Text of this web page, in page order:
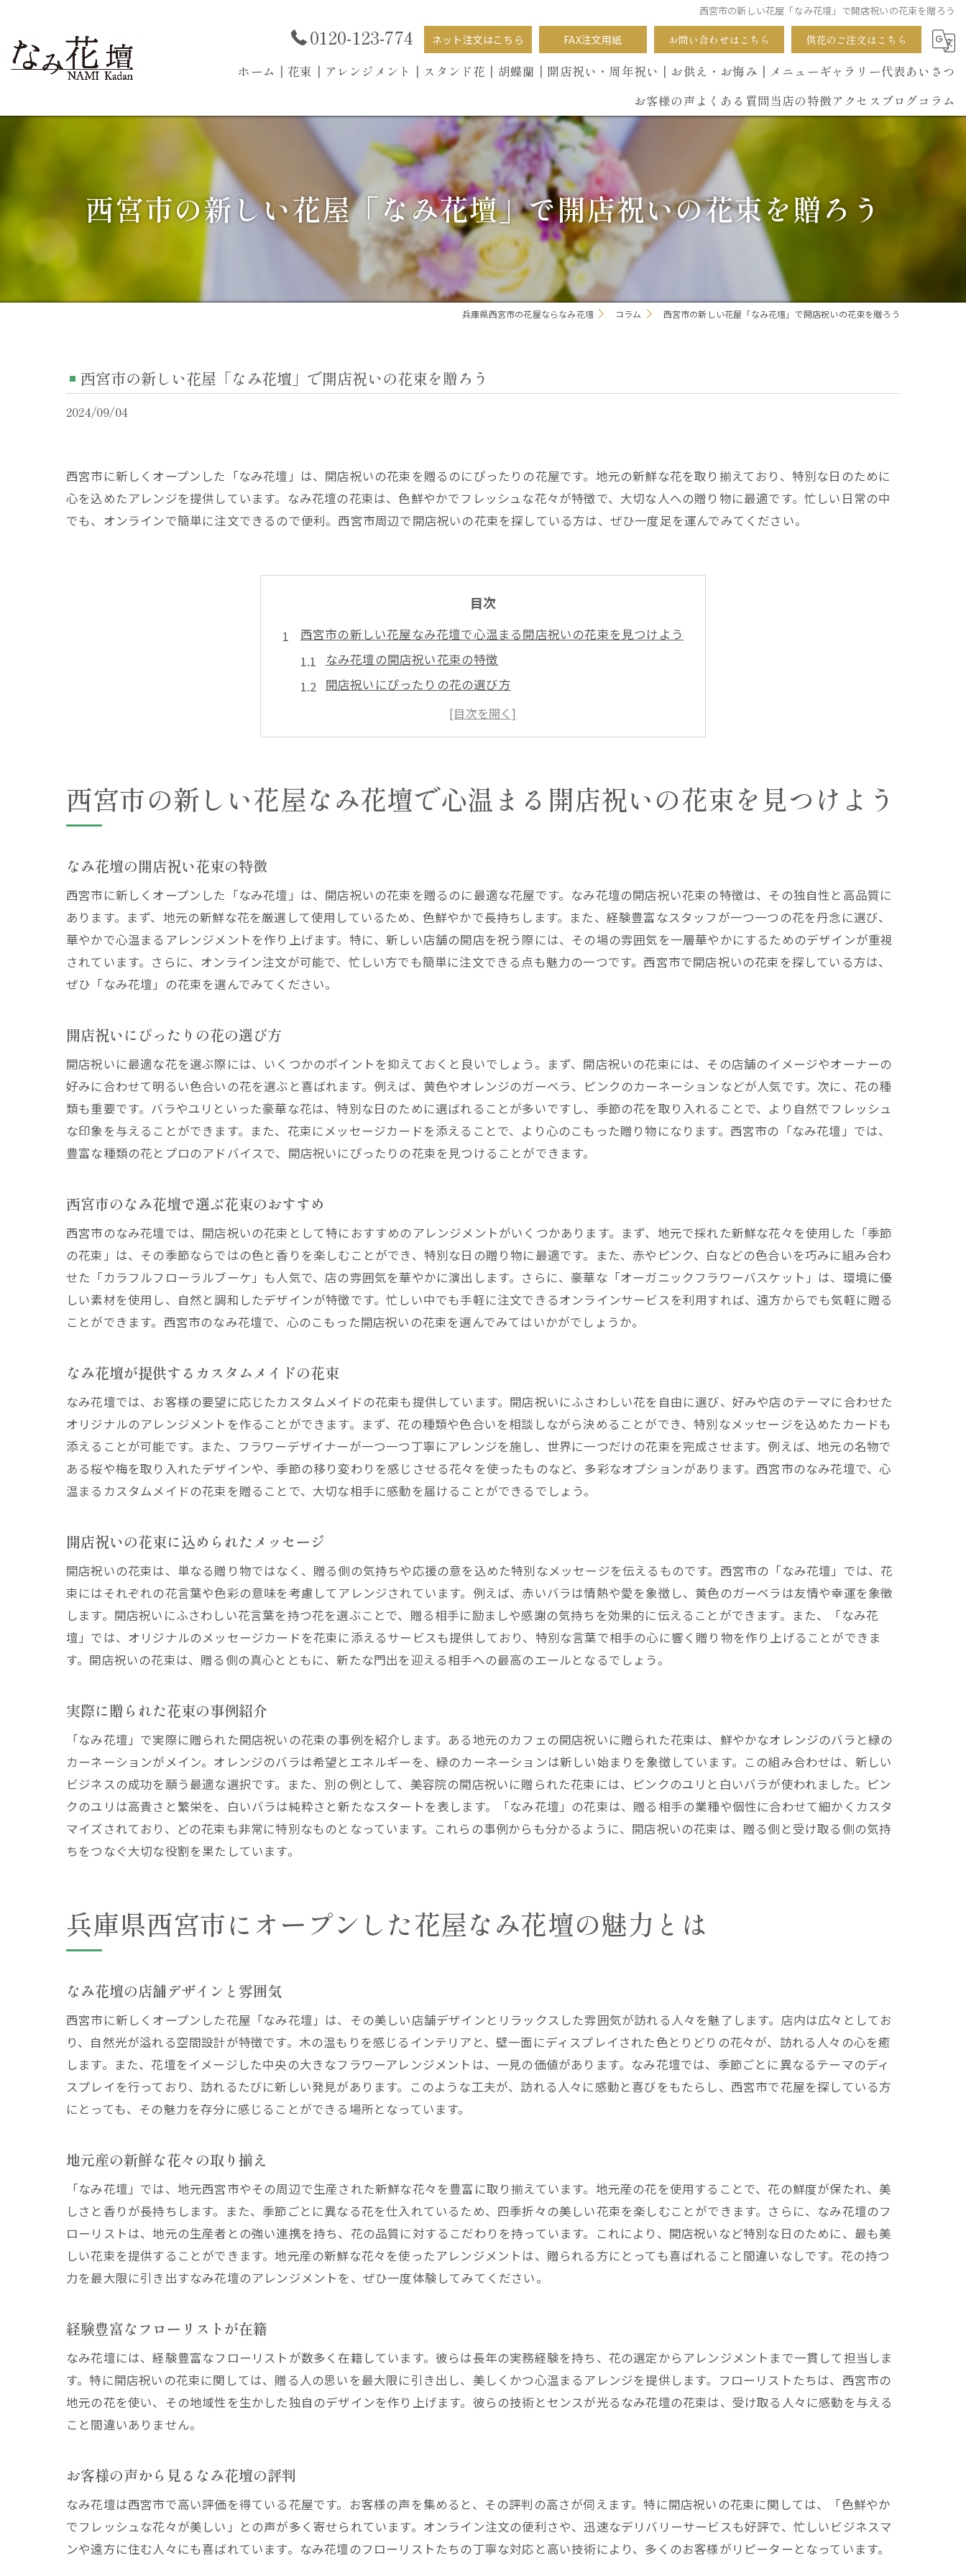
西宮市の新しい花屋「なみ花壇」で開店祝いの花束を贈ろう
0120-123-774 ネット注文はこちら FAX注文用紙 お問い合わせはこちら 供花のご注文はこちら
ホーム ┃花束┃ アレンジメント┃ スタンド花┃ 胡蝶蘭 ┃開店祝い・周年祝い ┃お供え・お悔み ┃メニューギャラリー代表あいさつ
お客様の声 よくある質問当店の特徴
イベント
誕生日
アクセス ブログコラム
西宮市の新しい花屋「なみ花壇」で開店祝いの花束を贈ろう
兵庫県西宮市の花屋ならなみ花壇 コラム 西宮市の新しい花屋「なみ花壇」で開店祝いの花束を贈ろう
西宮市の新しい花屋「なみ花壇」で開店祝いの花束を贈ろう
2024/09/04
西宮市に新しくオープンした「なみ花壇」は、開店祝いの花束を贈るのにぴったりの花屋です。地元の新鮮な花を取り揃えており、特別な日のために
心を込めたアレンジを提供しています。なみ花壇の花束は、色鮮やかでフレッシュな花々が特徴で、大切な人への贈り物に最適です。忙しい日常の中
でも、オンラインで簡単に注文できるので便利。西宮市周辺で開店祝いの花束を探している方は、ぜひ一度足を運んでみてください。
目次
西宮市の新しい花屋なみ花壇で心温まる開店祝いの花束を見つけよう
なみ花壇の開店祝い花束の特徴
開店祝いにぴったりの花の選び方
西宮市のなみ花壇で選ぶ花束のおすすめ
なみ花壇が提供するカスタムメイドの花束
実際に贈られた花束の事例紹介
兵庫県西宮市にオープンした花屋なみ花壇の魅力とは
経験豊富なフローリストが在籍
お客様の声から見るなみ花壇の評判
オンライン注文の便利さ
デリバリーサービスの充実
開店祝いに最適な花屋は西宮市のなみ花壇で決まり
他の花屋との比較ポイント
開店祝いにおすすめのアレンジメント
お祝いの場面に合わせた花束の提案
なみ花壇の特別なサービス
新鮮な花々が揃う西宮市のなみ花壇で特別な開店祝いを贈ろう
大切な人への心のこもった贈り物
特別な日のためのおすすめアレンジ
なみ花壇のフローリストによる花束作り
開店祝いに花を贈る文化とその意味
人気の開店祝い花束デザイン
なみ花壇の定番人気アイテム
口コミから見るなみ花壇の評価
地元住民に愛される花屋の秘密
なみ花壇のおすすめ花束ラインナップ
開店祝いに最適なデザインの提案
特別な日のためのパーソナライズドサービス
なみ花壇のフローリストが語る花選びのポイント
実際の利用者の声とその感動体験
シーンに合わせた花束の提案
オンラインで簡単に注文できるシステム
なみ花壇の独自サービスとその魅力
特別な日のためのスペシャルオファー
忙しい方でも安心のデリバリーサービス
なみ花壇のオンライン限定サービス
特別な日のために事前予約を活用しよう
西宮市の新しい花屋なみ花壇で心温まる開店祝いの花束を見つけよう
なみ花壇の開店祝い花束の特徴
西宮市に新しくオープンした「なみ花壇」は、開店祝いの花束を贈るのに最適な花屋です。なみ花壇の開店祝い花束の特徴は、その独自性と高品質に
あります。まず、地元の新鮮な花を厳選して使用しているため、色鮮やかで長持ちします。また、経験豊富なスタッフが一つ一つの花を丹念に選び、
華やかで心温まるアレンジメントを作り上げます。特に、新しい店舗の開店を祝う際には、その場の雰囲気を一層華やかにするためのデザインが重視
されています。さらに、オンライン注文が可能で、忙しい方でも簡単に注文できる点も魅力の一つです。西宮市で開店祝いの花束を探している方は、
ぜひ「なみ花壇」の花束を選んでみてください。
開店祝いにぴったりの花の選び方
開店祝いに最適な花を選ぶ際には、いくつかのポイントを抑えておくと良いでしょう。まず、開店祝いの花束には、その店舗のイメージやオーナーの
好みに合わせて明るい色合いの花を選ぶと喜ばれます。例えば、黄色やオレンジのガーベラ、ピンクのカーネーションなどが人気です。次に、花の種
類も重要です。バラやユリといった豪華な花は、特別な日のために選ばれることが多いですし、季節の花を取り入れることで、より自然でフレッシュ
な印象を与えることができます。また、花束にメッセージカードを添えることで、より心のこもった贈り物になります。西宮市の「なみ花壇」では、
豊富な種類の花とプロのアドバイスで、開店祝いにぴったりの花束を見つけることができます。
西宮市のなみ花壇で選ぶ花束のおすすめ
西宮市のなみ花壇では、開店祝いの花束として特におすすめのアレンジメントがいくつかあります。まず、地元で採れた新鮮な花々を使用した「季節
の花束」は、その季節ならではの色と香りを楽しむことができ、特別な日の贈り物に最適です。また、赤やピンク、白などの色合いを巧みに組み合わ
せた「カラフルフローラルブーケ」も人気で、店の雰囲気を華やかに演出します。さらに、豪華な「オーガニックフラワーバスケット」は、環境に優
しい素材を使用し、自然と調和したデザインが特徴です。忙しい中でも手軽に注文できるオンラインサービスを利用すれば、遠方からでも気軽に贈る
ことができます。西宮市のなみ花壇で、心のこもった開店祝いの花束を選んでみてはいかがでしょうか。
なみ花壇が提供するカスタムメイドの花束
なみ花壇では、お客様の要望に応じたカスタムメイドの花束も提供しています。開店祝いにふさわしい花を自由に選び、好みや店のテーマに合わせた
オリジナルのアレンジメントを作ることができます。まず、花の種類や色合いを相談しながら決めることができ、特別なメッセージを込めたカードも
添えることが可能です。また、フラワーデザイナーが一つ一つ丁寧にアレンジを施し、世界に一つだけの花束を完成させます。例えば、地元の名物で
ある桜や梅を取り入れたデザインや、季節の移り変わりを感じさせる花々を使ったものなど、多彩なオプションがあります。西宮市のなみ花壇で、心
温まるカスタムメイドの花束を贈ることで、大切な相手に感動を届けることができるでしょう。
開店祝いの花束に込められたメッセージ
開店祝いの花束は、単なる贈り物ではなく、贈る側の気持ちや応援の意を込めた特別なメッセージを伝えるものです。西宮市の「なみ花壇」では、花
束にはそれぞれの花言葉や色彩の意味を考慮してアレンジされています。例えば、赤いバラは情熱や愛を象徴し、黄色のガーベラは友情や幸運を象徵
します。開店祝いにふさわしい花言葉を持つ花を選ぶことで、贈る相手に励ましや感謝の気持ちを効果的に伝えることができます。また、「なみ花
壇」では、オリジナルのメッセージカードを花束に添えるサービスも提供しており、特別な言葉で相手の心に響く贈り物を作り上げることができま
す。開店祝いの花束は、贈る側の真心とともに、新たな門出を迎える相手への最高のエールとなるでしょう。
実際に贈られた花束の事例紹介
「なみ花壇」で実際に贈られた開店祝いの花束の事例を紹介します。ある地元のカフェの開店祝いに贈られた花束は、鮮やかなオレンジのバラと緑の
カーネーションがメイン。オレンジのバラは希望とエネルギーを、緑のカーネーションは新しい始まりを象徴しています。この組み合わせは、新しい
ビジネスの成功を願う最適な選択です。また、別の例として、美容院の開店祝いに贈られた花束には、ピンクのユリと白いバラが使われました。ピン
クのユリは高貴さと繁栄を、白いバラは純粋さと新たなスタートを表します。「なみ花壇」の花束は、贈る相手の業種や個性に合わせて細かくカスタ
マイズされており、どの花束も非常に特別なものとなっています。これらの事例からも分かるように、開店祝いの花束は、贈る側と受け取る側の気持
ちをつなぐ大切な役割を果たしています。
兵庫県西宮市にオープンした花屋なみ花壇の魅力とは
なみ花壇の店舗デザインと雰囲気
西宮市に新しくオープンした花屋「なみ花壇」は、その美しい店舗デザインとリラックスした雰囲気が訪れる人々を魅了します。店内は広々としてお
り、自然光が溢れる空間設計が特徴です。木の温もりを感じるインテリアと、壁一面にディスプレイされた色とりどりの花々が、訪れる人々の心を癒
します。また、花壇をイメージした中央の大きなフラワーアレンジメントは、一見の価値があります。なみ花壇では、季節ごとに異なるテーマのディ
スプレイを行っており、訪れるたびに新しい発見があります。このような工夫が、訪れる人々に感動と喜びをもたらし、西宮市で花屋を探している方
にとっても、その魅力を存分に感じることができる場所となっています。
地元産の新鮮な花々の取り揃え
「なみ花壇」では、地元西宮市やその周辺で生産された新鮮な花々を豊富に取り揃えています。地元産の花を使用することで、花の鮮度が保たれ、美
しさと香りが長持ちします。また、季節ごとに異なる花を仕入れているため、四季折々の美しい花束を楽しむことができます。さらに、なみ花壇のフ
ローリストは、地元の生産者との強い連携を持ち、花の品質に対するこだわりを持っています。これにより、開店祝いなど特別な日のために、最も美
しい花束を提供することができます。地元産の新鮮な花々を使ったアレンジメントは、贈られる方にとっても喜ばれること間違いなしです。花の持つ
力を最大限に引き出すなみ花壇のアレンジメントを、ぜひ一度体験してみてください。
経験豊富なフローリストが在籍
なみ花壇には、経験豊富なフローリストが数多く在籍しています。彼らは長年の実務経験を持ち、花の選定からアレンジメントまで一貫して担当しま
す。特に開店祝いの花束に関しては、贈る人の思いを最大限に引き出し、美しくかつ心温まるアレンジを提供します。フローリストたちは、西宮市の
地元の花を使い、その地域性を生かした独自のデザインを作り上げます。彼らの技術とセンスが光るなみ花壇の花束は、受け取る人々に感動を与える
こと間違いありません。
お客様の声から見るなみ花壇の評判
なみ花壇は西宮市で高い評価を得ている花屋です。お客様の声を集めると、その評判の高さが伺えます。特に開店祝いの花束に関しては、「色鮮やか
でフレッシュな花々が美しい」との声が多く寄せられています。オンライン注文の便利さや、迅速なデリバリーサービスも好評で、忙しいビジネスマ
ンや遠方に住む人々にも喜ばれています。なみ花壇のフローリストたちの丁寧な対応と高い技術により、多くのお客様がリピーターとなっています。